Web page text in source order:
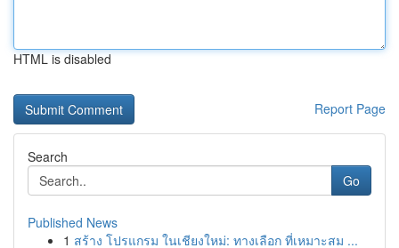
HTML is disabled
Report Page
Search
Go
Published News
1 สร้าง โปรแกรม ในเชียงใหม่: ทางเลือก ที่เหมาะสม ...